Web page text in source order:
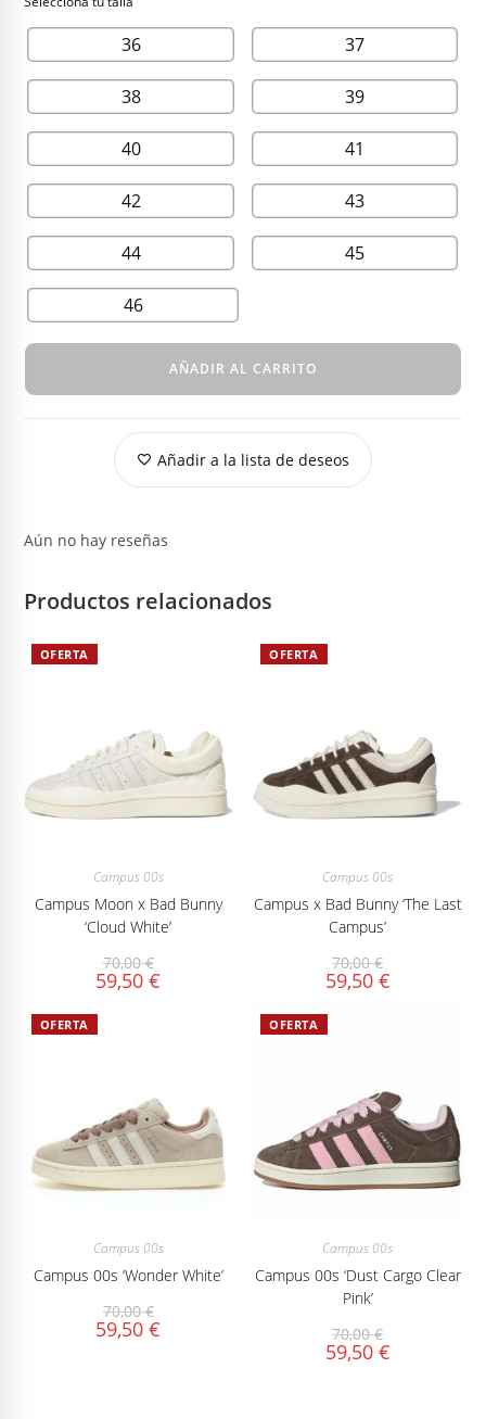
36 37
38 39
40 41
42 43
44 45
46
AÑADIR AL CARRITO
Añadir a la lista de deseos
Aún no hay reseñas
Productos relacionados
OFERTA
Campus 00s
Campus Moon x Bad Bunny
‘Cloud White’
70,00€
59,50€
OFERTA
Campus 00s
Campus x Bad Bunny ‘The Last
Campus’
70,00€
59,50 €
OFERTA
Campus 00s
Campus 00s ‘Wonder White’
70,00€
59,50€
OFERTA
Campus 00s
Campus 00s ‘Dust Cargo Clear
Pink’
70,00€
59,50 €